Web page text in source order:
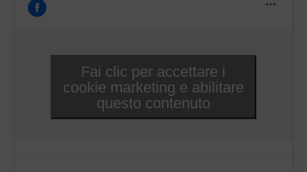
Fai clic per accettare i
cookie marketing e abilitare
questo contenuto